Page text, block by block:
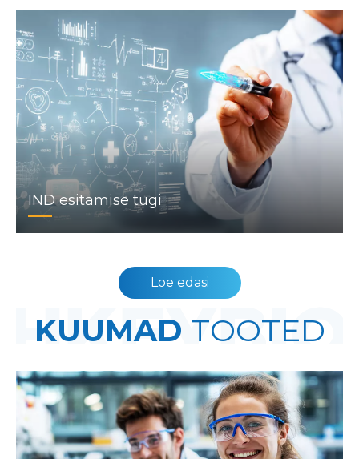
IND esitamise tugi
Loe edasi
KUUMAD TOOTED